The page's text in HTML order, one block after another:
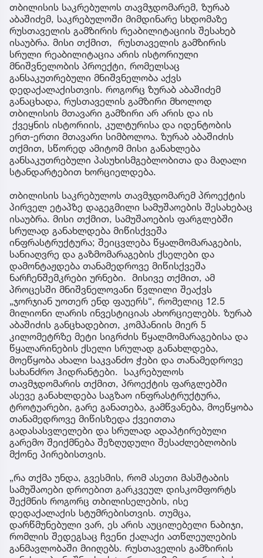
თბილისის საკრებულოს თავმჯდომარემ, ზურაბ
აბაშიძემ, საკრებულოში მიმდინარე სხდომაზე
რუსთაველის გამზირის რეაბილიტაციის შესახებ
ისაუბრა. მისი თქმით, რუსთაველის გამზირის
სრული რეაბილიტაცია არის ისტორიული
მნიშვნელობის პროექტი, რომელსაც
განსაკუთრებული მნიშვნელობა აქვს
დედაქალაქისთვის. როგორც ზურაბ აბაშიძემ
განაცხადა, რუსთაველის გამზირი მხოლოდ
თბილისის მთავარი გამზირი არ არის და ის
ქვეყნის ისტორიის, კულტურისა და იდენტობის
ერთ-ერთი მთავარი სიმბოლოა. ზურაბ აბაშიძის
თქმით, სწორედ ამიტომ მისი განახლება
განსაკუთრებული პასუხისმგებლობითა და მაღალი
სტანდარტებით ხორციელდება.
თბილისის საკრებულოს თავმჯდომარემ პროექტის
პირველ ეტაპზე დაგეგმილი სამუშაოების შესახებაც
ისაუბრა. მისი თქმით, სამუშაოების ფარგლებში
სრულად განახლდება მიწისქვეშა
ინფრასტრუქტურა; შეიცვლება წყალმომარაგების,
სანიაღვრე და გაზმომარაგების ქსელები და
დამონტაჟდება თანამედროვე მიწისქვეშა
ნარჩენშემკრები ურნები. მისივე თქმით, ამ
პროცესში მნიშვნელოვანი წვლილი შეაქვს
„ჯორჯიან უოთერ ენდ ფაუერს“, რომელიც 12.5
მილიონი ლარის ინვესტიციას ახორციელებს. ზურაბ
აბაშიძის განცხადებით, კომპანიის მიერ 5
კილომეტრზე მეტი სიგრძის წყალმომარაგებისა და
წყალარინების ქსელი სრულად განახლდება,
მოეწყობა ახალი საკვანძო ჭები და თანამედროვე
სახანძრო ჰიდრანტები. საკრებულოს
თავმჯდომარის თქმით, პროექტის ფარგლებში
ასევე განახლდება საგზაო ინფრასტრუქტურა,
ტროტუარები, გარე განათება, გამწვანება, მოეწყობა
თანამედროვე მიწისზედა ქვეითთა
გადასასვლელები და სრულად ადაპტირებული
გარემო შეიქმნება შეზღუდული შესაძლებლობის
მქონე პირებისთვის.
„რა თქმა უნდა, გვესმის, რომ ასეთი მასშტაბის
სამუშაოები დროებით გარკვეულ დისკომფორტს
შექმნის როგორც თბილისელების, ისე
დედაქალაქის სტუმრებისთვის. თუმცა,
დარწმუნებული ვარ, ეს არის აუცილებელი ნაბიჯი,
რომლის შედეგსაც ჩვენი ქალაქი ათწლეულების
განმავლობაში მიიღებს. რუსთაველის გამზირის